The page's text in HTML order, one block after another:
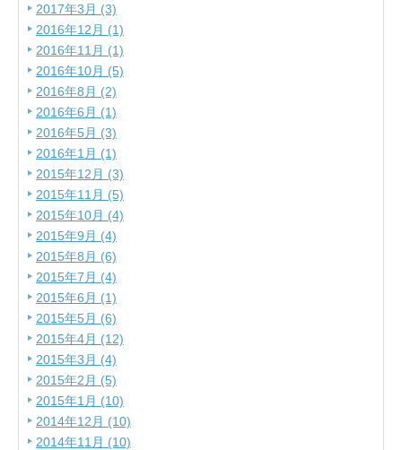
2017年3月 (3)
2016年12月 (1)
2016年11月 (1)
2016年10月 (5)
2016年8月 (2)
2016年6月 (1)
2016年5月 (3)
2016年1月 (1)
2015年12月 (3)
2015年11月 (5)
2015年10月 (4)
2015年9月 (4)
2015年8月 (6)
2015年7月 (4)
2015年6月 (1)
2015年5月 (6)
2015年4月 (12)
2015年3月 (4)
2015年2月 (5)
2015年1月 (10)
2014年12月 (10)
2014年11月 (10)